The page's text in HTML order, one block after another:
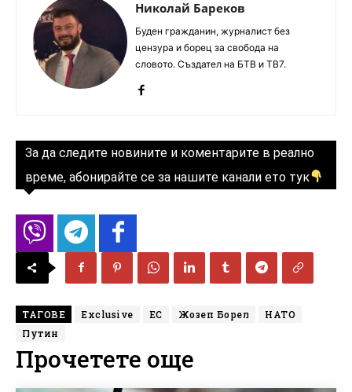
Николай Бареков
Буден гражданин, журналист без
цензура и борец за свобода на
словото. Създател на БТВ и ТВ7.
За да следите новините и коментарите в реално
време, абонирайте се за нашите канали ето тук
ТАГОВЕ Exclusive ЕС Жозеп Борел
НАТО
Путин
Прочетете още